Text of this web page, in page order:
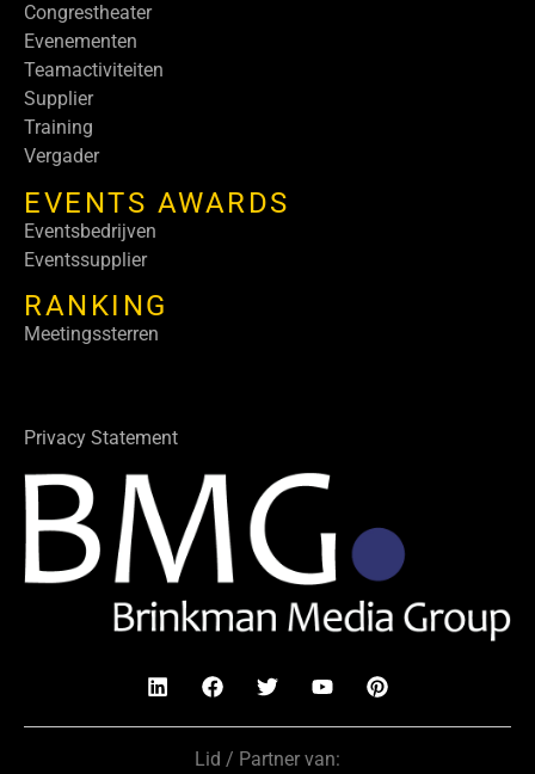
Congrestheater
Evenementen
Teamactiviteiten
Supplier
Training
Vergader
EVENTS AWARDS
Eventsbedrijven
Eventssupplier
RANKING
Meetingssterren
Privacy Statement
Lid / Partner van: